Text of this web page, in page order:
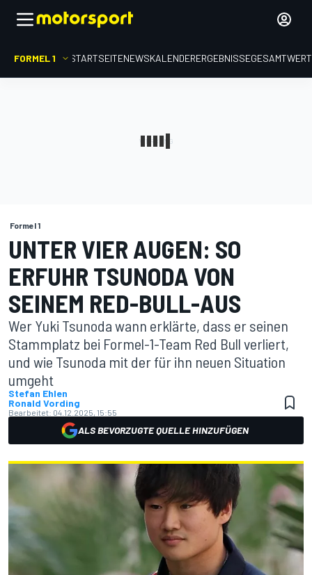
FORMEL 1 STARTSEITENEWSKALENDERERGEBNISSE
Formel 1
UNTER VIER AUGEN: SO
ERFUHR TSUNODA VON
SEINEM RED-BULL-AUS
Wer Yuki Tsunoda wann erklärte, dass er seinen
Stammplatz bei Formel-1-Team Red Bull verliert,
und wie Tsunoda mit der für ihn neuen Situation
umgeht
Stefan Ehlen
Ronald Vording
Bearbeitet: 04.12.2025, 15:55
ALS BEVORZUGTE QUELLE HINZUFÜGEN